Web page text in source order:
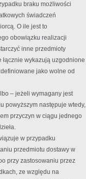
braku możliwości
świadczeń
O ile jest to
obowiązku realizacji
inne przedmioty
wykazują uzgodnione
jako wolne od
– jeżeli wymagany jest
powyższym następuje wtedy,
przyczyn w ciągu jednego
w przypadku
przedmiotu dostawy w
przy zastosowaniu przez
ze względu na